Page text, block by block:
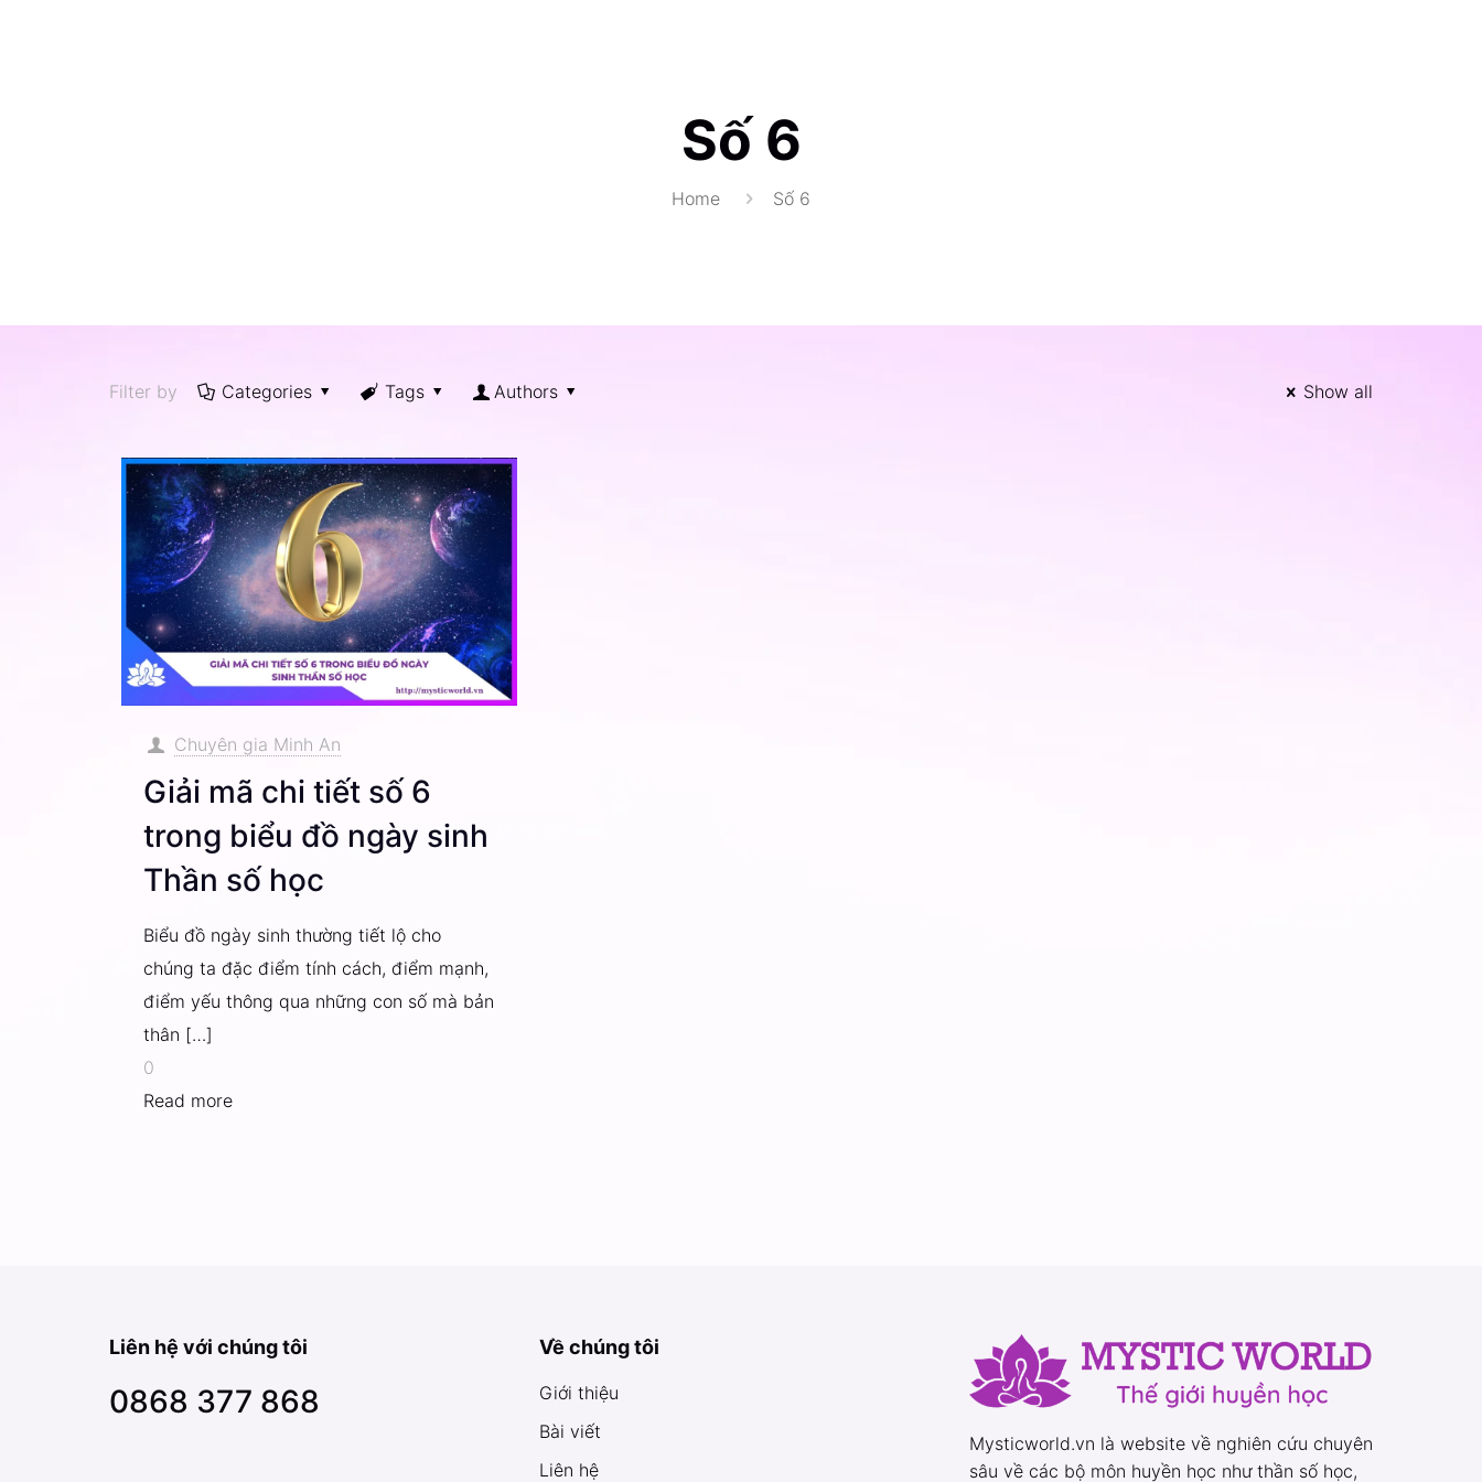
Số 6
Home Số 6
Filter by Categories Tags Authors Show all
Chuyên gia Minh An
Giải mã chi tiết số 6
trong biểu đồ ngày sinh
Thần số học
Biểu đồ ngày sinh thường tiết lộ cho
chúng ta đặc điểm tính cách, điểm mạnh,
điểm yếu thông qua những con số mà bản
thân […]
0
Read more
Liên hệ với chúng tôi
0868 377 868
Về chúng tôi
Giới thiệu
Bài viết
Liên hệ
Mysticworld.vn là website về nghiên cứu chuyên
sâu về các bộ môn huyền học như thần số học,